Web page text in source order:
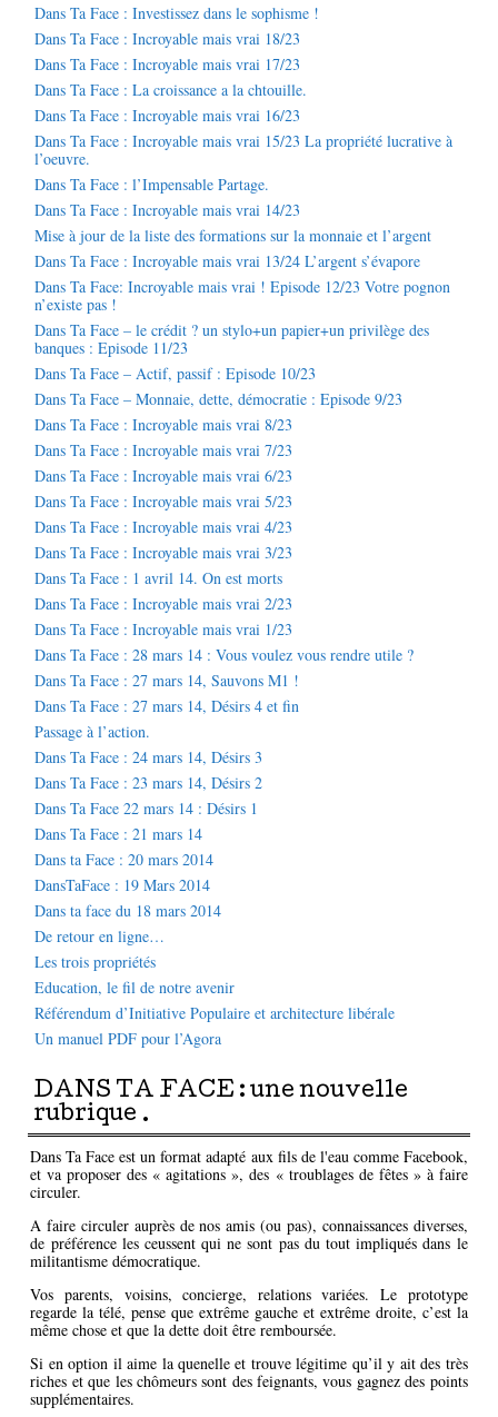
Dans Ta Face : Investissez dans le sophisme !
Dans Ta Face : Incroyable mais vrai 18/23
Dans Ta Face : Incroyable mais vrai 17/23
Dans Ta Face : La croissance a la chtouille.
Dans Ta Face : Incroyable mais vrai 16/23
Dans Ta Face : Incroyable mais vrai 15/23 La propriété lucrative à
l’oeuvre.
Dans Ta Face : l’Impensable Partage.
Dans Ta Face : Incroyable mais vrai 14/23
Mise à jour de la liste des formations sur la monnaie et l’argent
Dans Ta Face : Incroyable mais vrai 13/24 L’argent s’évapore
Dans Ta Face: Incroyable mais vrai ! Episode 12/23 Votre pognon
n’existe pas !
Dans Ta Face – le crédit ? un stylo+un papier+un privilège des
banques : Episode 11/23
Dans Ta Face – Actif, passif : Episode 10/23
Dans Ta Face – Monnaie, dette, démocratie : Episode 9/23
Dans Ta Face : Incroyable mais vrai 8/23
Dans Ta Face : Incroyable mais vrai 7/23
Dans Ta Face : Incroyable mais vrai 6/23
Dans Ta Face : Incroyable mais vrai 5/23
Dans Ta Face : Incroyable mais vrai 4/23
Dans Ta Face : Incroyable mais vrai 3/23
Dans Ta Face : 1 avril 14. On est morts
Dans Ta Face : Incroyable mais vrai 2/23
Dans Ta Face : Incroyable mais vrai 1/23
Dans Ta Face : 28 mars 14 : Vous voulez vous rendre utile ?
Dans Ta Face : 27 mars 14, Sauvons M1 !
Dans Ta Face : 27 mars 14, Désirs 4 et fin
Passage à l’action.
Dans Ta Face : 24 mars 14, Désirs 3
Dans Ta Face : 23 mars 14, Désirs 2
Dans Ta Face 22 mars 14 : Désirs 1
Dans Ta Face : 21 mars 14
Dans ta Face : 20 mars 2014
DansTaFace : 19 Mars 2014
Dans ta face du 18 mars 2014
De retour en ligne…
Les trois propriétés
Education, le fil de notre avenir
Référendum d’Initiative Populaire et architecture libérale
Un manuel PDF pour l’Agora
DANS TA FACE : une nouvelle
rubrique .
Dans Ta Face est un format adapté aux fils de l'eau comme Facebook,
et va proposer des « agitations », des « troublages de fêtes » à faire
circuler.
A faire circuler auprès de nos amis (ou pas), connaissances diverses,
de préférence les ceussent qui ne sont pas du tout impliqués dans le
militantisme démocratique.
Vos parents, voisins, concierge, relations variées. Le prototype
regarde la télé, pense que extrême gauche et extrême droite, c’est la
même chose et que la dette doit être remboursée.
Si en option il aime la quenelle et trouve légitime qu’il y ait des très
riches et que les chômeurs sont des feignants, vous gagnez des points
supplémentaires.